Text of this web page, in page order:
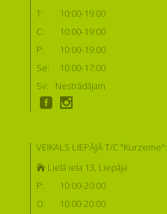
T:
10:00-19:00
C:
10:00-19:00
P:
10:00-19:00
Se:
10:00-17:00
Sv:
Nestrādājam
VEIKALS LIEPĀJĀ T/C "Kurzeme":
Lielā iela 13, Liepāja
P:
10:00-20:00
O:
10:00-20:00